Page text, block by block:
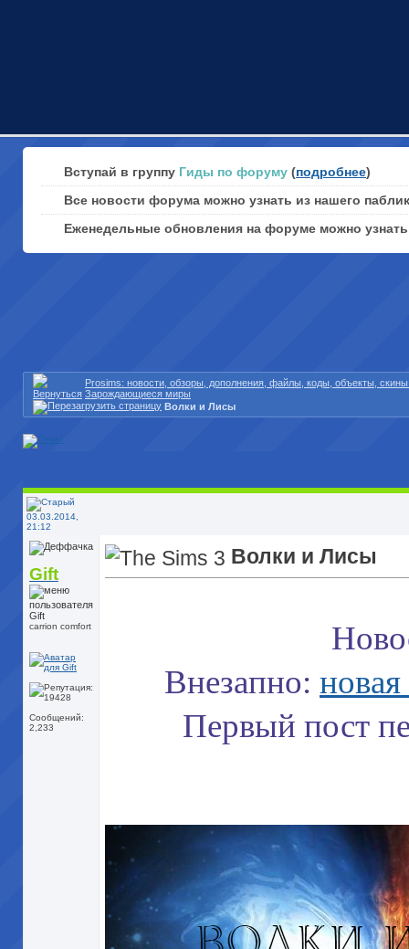
Вступай в группу Гиды по форуму (подробнее)
Все новости форума можно узнать из нашего
Еженедельные обновления на форуме можно
Prosims: новости, обзоры, дополнения, файлы, коды, объекты,
Зарождающиеся миры
Волки и Лисы
03.03.2014,
21:12
Gift
carrion comfort
Сообщений:
2,233
Волки и Лисы
Внезапно: новая
Первый пост